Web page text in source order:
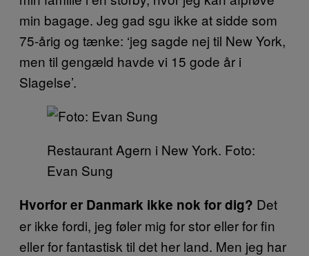
min bagage. Jeg gad sgu ikke at sidde som
75-årig og tænke: ‘jeg sagde nej til New York,
men til gengæld havde vi 15 gode år i
Slagelse’.
Restaurant Agern i New York. Foto:
Evan Sung
Hvorfor er Danmark ikke nok for dig? Det
er ikke fordi, jeg føler mig for stor eller for fin
eller for fantastisk til det her land. Men jeg har